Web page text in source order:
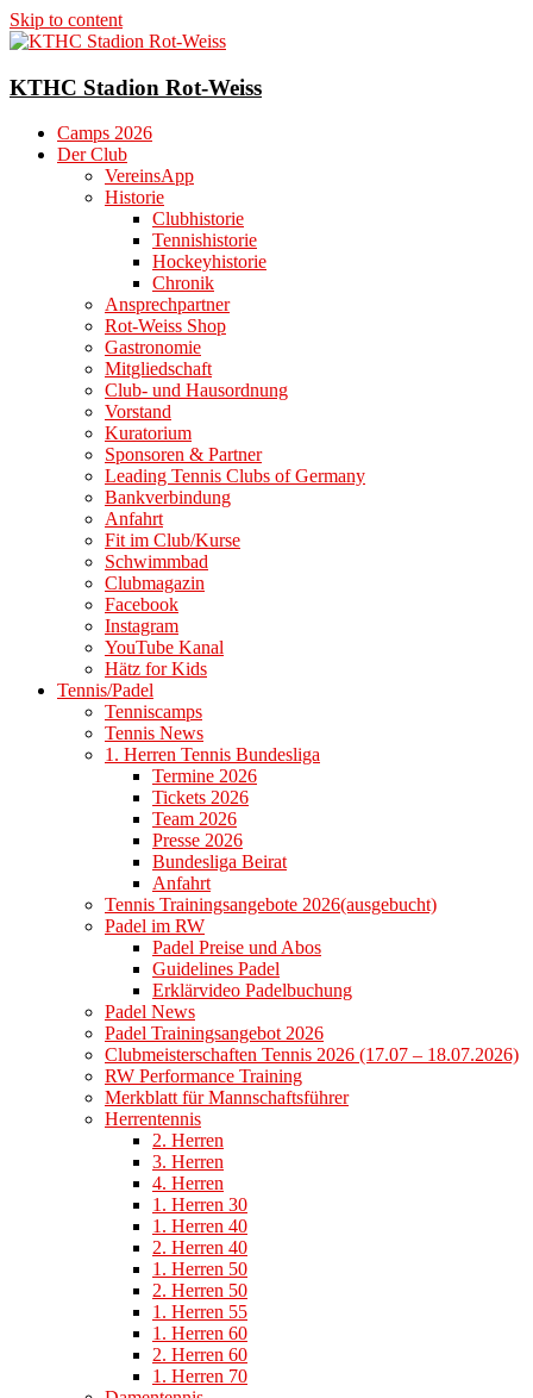
Skip to content
KTHC Stadion Rot-Weiss
Camps 2026
Der Club
VereinsApp
Historie
Clubhistorie
Tennishistorie
Hockeyhistorie
Chronik
Ansprechpartner
Rot-Weiss Shop
Gastronomie
Mitgliedschaft
Club- und Hausordnung
Vorstand
Kuratorium
Sponsoren & Partner
Leading Tennis Clubs of Germany
Bankverbindung
Anfahrt
Fit im Club/Kurse
Schwimmbad
Clubmagazin
Facebook
Instagram
YouTube Kanal
Hätz for Kids
Tennis/Padel
Tenniscamps
Tennis News
1. Herren Tennis Bundesliga
Termine 2026
Tickets 2026
Team 2026
Presse 2026
Bundesliga Beirat
Anfahrt
Tennis Trainingsangebote 2026(ausgebucht)
Padel im RW
Padel Preise und Abos
Guidelines Padel
Erklärvideo Padelbuchung
Padel News
Padel Trainingsangebot 2026
Clubmeisterschaften Tennis 2026 (17.07 – 18.07.2026)
RW Performance Training
Merkblatt für Mannschaftsführer
Herrentennis
2. Herren
3. Herren
4. Herren
1. Herren 30
1. Herren 40
2. Herren 40
1. Herren 50
2. Herren 50
1. Herren 55
1. Herren 60
2. Herren 60
1. Herren 70